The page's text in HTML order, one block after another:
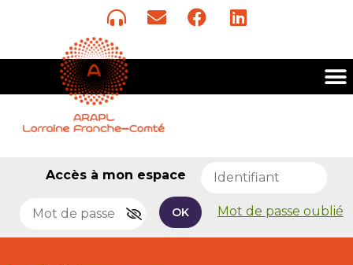
Accès à mon espace
OK Mot de passe oublié